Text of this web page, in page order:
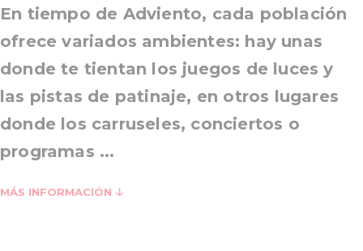
En tiempo de Adviento, cada población
ofrece variados ambientes: hay unas
donde te tientan los juegos de luces y
las pistas de patinaje, en otros lugares
donde los carruseles, conciertos o
programas ...
MÁS INFORMACIÓN